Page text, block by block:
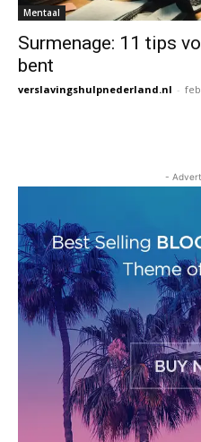
Mentaal
Surmenage: 11 tips
bent
verslavingshulpnederland.nl -
-